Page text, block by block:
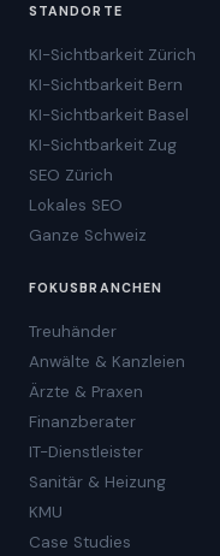
STANDORTE
KI-Sichtbarkeit Zürich
KI-Sichtbarkeit Bern
KI-Sichtbarkeit Basel
KI-Sichtbarkeit Zug
SEO Zürich
Lokales SEO
Ganze Schweiz
FOKUSBRANCHEN
Treuhänder
Anwälte & Kanzleien
Ärzte & Praxen
Finanzberater
IT-Dienstleister
Sanitär & Heizung
KMU
Case Studies